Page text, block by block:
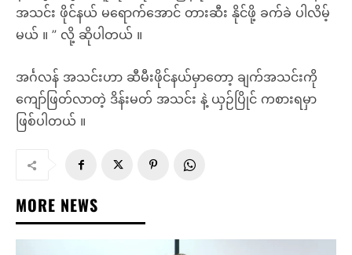
အသင်း ဖိုင်နယ် မရောက်အောင် တားဆီး နိုင်ဖို့ ခက်ခဲ ပါလိမ့်
မယ် ။ ” လို့ ဆိုပါတယ် ။
အင်္ဂလန် အသင်းဟာ ဆီမီးဖိုင်နယ်မှာတော့ ချက်အသင်းကို
ကျော်ဖြတ်လာတဲ့ ဒိန်းမတ် အသင်း နဲ့ ယှဉ်ပြိုင် ကစားရမှာ
ဖြစ်ပါတယ် ။
MORE NEWS